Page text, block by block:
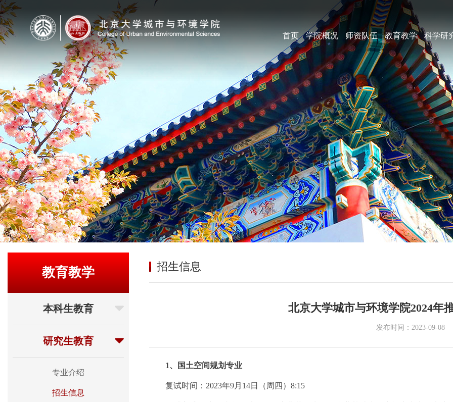
首页 学院概况 师资队伍 教育教学 科学研
教育教学
本科生教育
研究生教育
专业介绍
招生信息
招生信息
北京大学城市与环境学院2024年
发布时间：2023-09-08
1、国土空间规划专业
复试时间： 2023年9月 14日（周四） 8:15